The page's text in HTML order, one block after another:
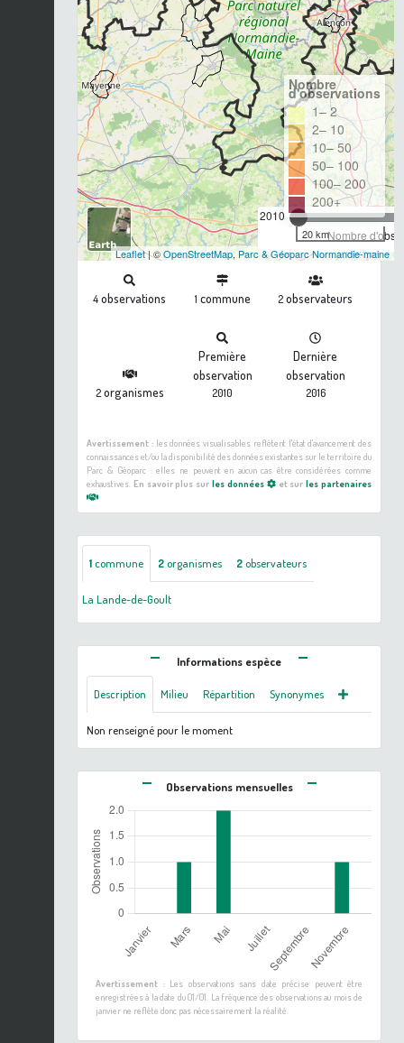
2010
Nombre
Nombre
d'observations
1– 2
2– 10
10– 50
50– 100
100– 200
200+
20 km
Leaflet| ©OpenStreetMap, Parc & Géoparc Normandie-maine
4observations 1 commune 2observateurs
2organismes
Première
observation
2010
Dernière
observation
2016
Avertissement :les données visualisables reflètent l'état d'avancement des
connaissances et/ou la disponibilité des données existantes sur le territoire du
Parc & Géoparc : elles ne peuvent en aucun cas être considérées comme
exhaustives. En savoir plus sur les données et surles partenaires
1commune 2organismes 2observateurs
La Lande-de-Goult
Informations espèce
Description Milieu Répartition Synonymes
Non renseigné pour le moment
Observations mensuelles
Avertissement :Les observations sans date précise peuvent être
enregistrées à la date du 01/01. La fréquence des observations au mois de
janvier ne reflète donc pas nécessairement la réalité.